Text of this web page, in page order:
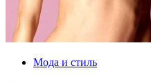
Мода и стиль